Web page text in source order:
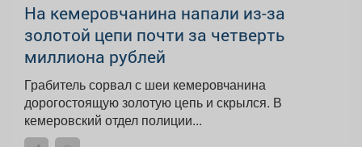
На кемеровчанина напали из-за
золотой цепи почти за четверть
миллиона рублей
Грабитель сорвал с шеи кемеровчанина
дорогостоящую золотую цепь и скрылся. В
кемеровский отдел полиции...